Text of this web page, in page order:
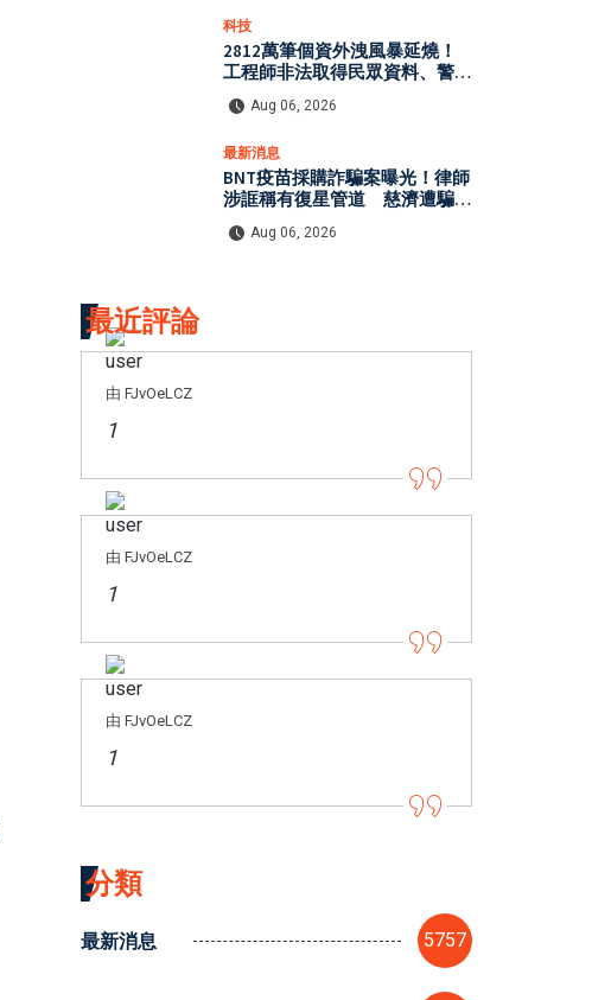
科技
2812萬筆個資外洩風暴延燒！
工程師非法取得民眾資料、警員
查詢個資 張麗善赴日行程洩密
案引發國安與資安關注
Aug 06, 2026
最新消息
BNT疫苗採購詐騙案曝光！律師
涉誆稱有復星管道 慈濟遭騙
10.6億元
Aug 06, 2026
最近評論
由 FJvOeLCZ
1
由 FJvOeLCZ
1
由 FJvOeLCZ
1
分類
最新消息 5757